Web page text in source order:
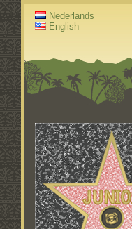
Nederlands
English